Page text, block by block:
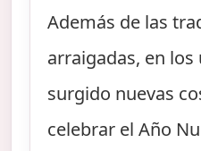
Además de las
arraigadas, en
surgido nuevas
celebrar el Año